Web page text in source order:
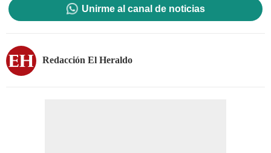
Unirme al canal de noticias
Redacción El Heraldo